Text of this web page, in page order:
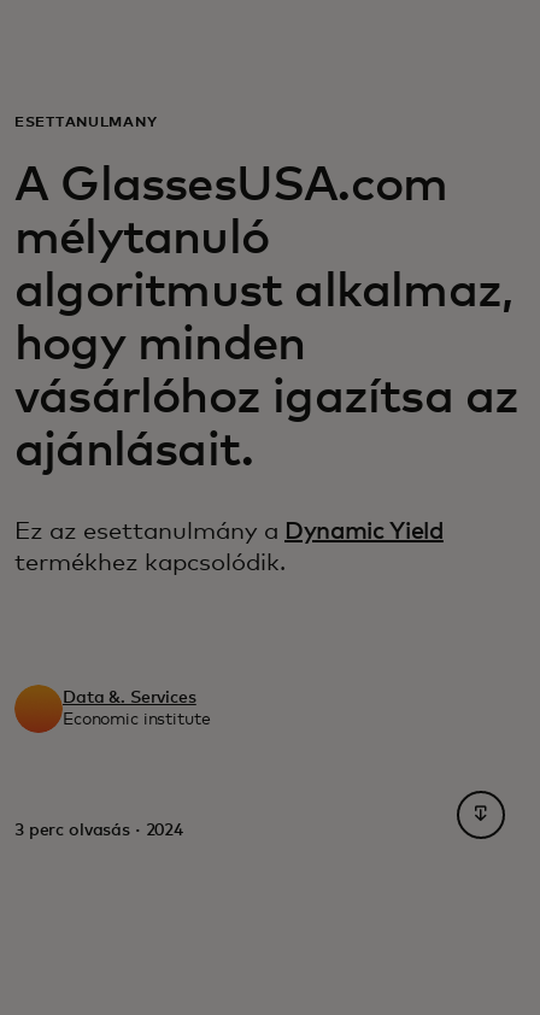
Vállalkozásoknak
A világért
Innovátoroknak
Hírek és trendek
ESETTANULMÁNY
A GlassesUSA.com
mélytanuló
algoritmust alkalmaz,
hogy minden
vásárlóhoz igazítsa az
ajánlásait.
Ez az esettanulmány a Dynamic Yield
termékhez kapcsolódik.
Data &. Services
Economic institute
3 perc olvasás · 2024
opens